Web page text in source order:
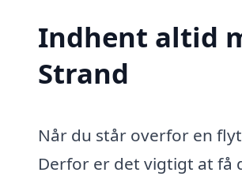
Indhent altid
Strand
Når du står overfor en
Derfor er det vigtigt at få